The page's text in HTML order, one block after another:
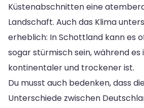
Küstenabschnitten eine
Landschaft. Auch das Klima
erheblich: In Schottland kann es
sogar stürmisch sein, während es
kontinentaler und trockener ist.
Du musst auch bedenken, dass
Unterschiede zwischen